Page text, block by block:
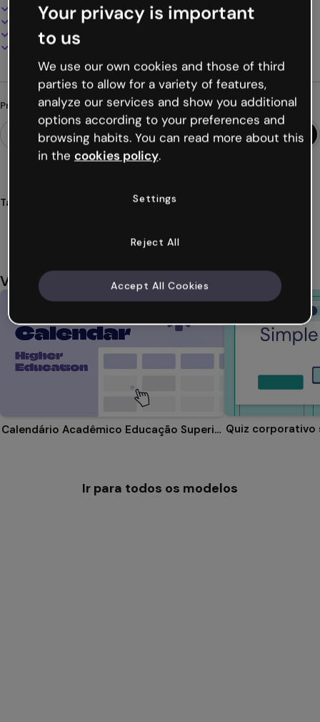
100% personalizável
Adicione áudio, vídeo e multimídia
Apresente, compartilhe ou publique online
Baixe em PDF, MP4 e outros formatos
Procurando algo diferente?
Tags
Você também pode gostar
Calendário Acadêmico Educação Superior Quiz corporativo
Ir para todos os modelos
Your privacy is important
to us
We use our own cookies and those of third
parties to allow for a variety of features,
analyze our services and show you additional
options according to your preferences and
browsing habits. You can read more about this
in the cookies policy.
Settings
Reject All
Accept All Cookies